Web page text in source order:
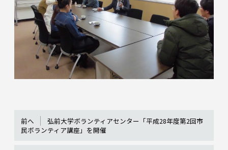
前へ
弘前大学ボランティアセンター「平成28年度第2回市
民ボランティア講座」を開催